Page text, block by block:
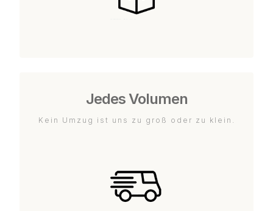
Jedes Volumen
Kein Umzug ist uns zu groß oder zu klein.